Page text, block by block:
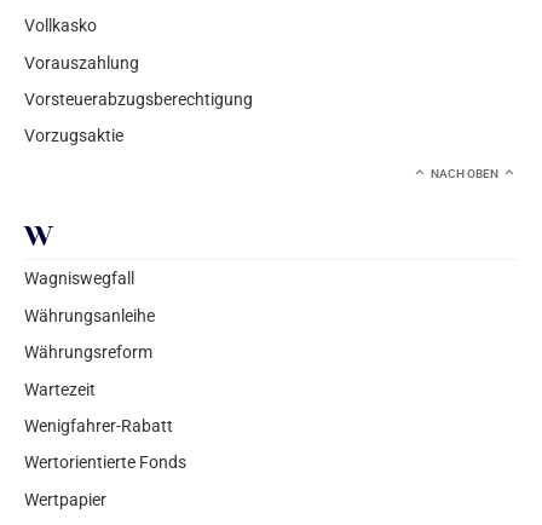
Vollkasko
Vorauszahlung
Vorsteuerabzugsberechtigung
Vorzugsaktie
NACH OBEN
W
Wagniswegfall
Währungsanleihe
Währungsreform
Wartezeit
Wenigfahrer-Rabatt
Wertorientierte Fonds
Wertpapier